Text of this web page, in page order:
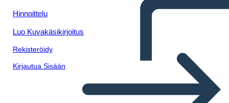
Hinnoittelu
Luo Kuvakäsikirjoitus
Rekisteröidy
Kirjautua Sisään